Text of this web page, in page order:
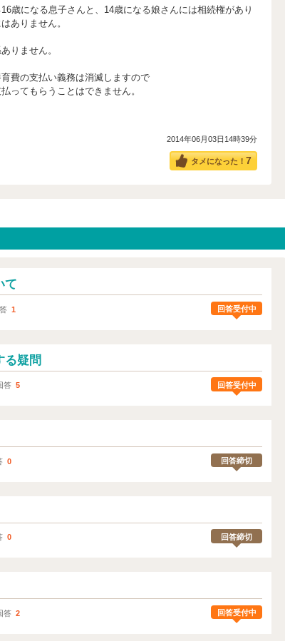
歳になる息子さんと、14歳になる娘さんには相続権があり
ありません。
りません。
費の支払い義務は消滅しますので
ってもらうことはできません。
2014年06月03日14時39分
タメになった！ 7
て
1 回答受付中
る疑問
答 5 回答受付中
0 回答締切
0 回答締切
答 2 回答受付中